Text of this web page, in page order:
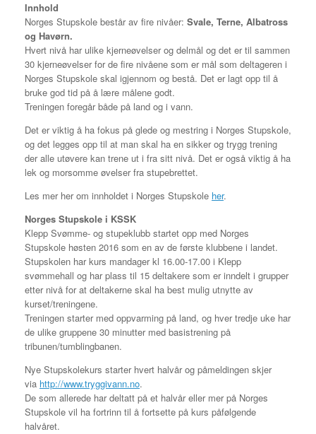
Innhold
Norges Stupskole består av fire nivåer: Svale, Terne, Albatross
og Havørn.
Hvert nivå har ulike kjerneøvelser og delmål og det er til sammen
30 kjerneøvelser for de fire nivåene som er mål som deltageren i
Norges Stupskole skal igjennom og bestå. Det er lagt opp til å
bruke god tid på å lære målene godt.
Treningen foregår både på land og i vann.
Det er viktig å ha fokus på glede og mestring i Norges Stupskole,
og det legges opp til at man skal ha en sikker og trygg trening
der alle utøvere kan trene ut i fra sitt nivå. Det er også viktig å ha
lek og morsomme øvelser fra stupebrettet.
Les mer her om innholdet i Norges Stupskole her.
Norges Stupskole i KSSK
Klepp Svømme- og stupeklubb startet opp med Norges
Stupskole høsten 2016 som en av de første klubbene i landet.
Stupskolen har kurs mandager kl 16.00-17.00 i Klepp
svømmehall og har plass til 15 deltakere som er inndelt i grupper
etter nivå for at deltakerne skal ha best mulig utnytte av
kurset/treningene.
Treningen starter med oppvarming på land, og hver tredje uke har
de ulike gruppene 30 minutter med basistrening på
tribunen/tumblingbanen.
Nye Stupskolekurs starter hvert halvår og påmeldingen skjer
via http://www.tryggivann.no.
De som allerede har deltatt på et halvår eller mer på Norges
Stupskole vil ha fortrinn til å fortsette på kurs påfølgende
halvåret.